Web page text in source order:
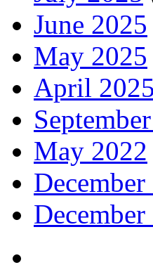
June 2025
May 2025
April 2025
May 2022
December